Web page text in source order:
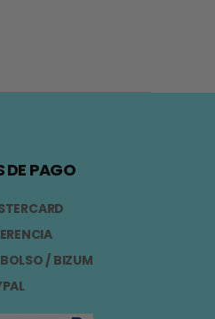
DE PAGO
/ BIZUM